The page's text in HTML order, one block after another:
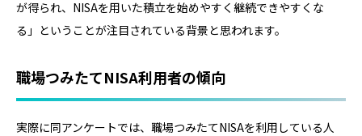
が得られ、NISAを用いた積立を始めやすく継続できやすくな
る」ということが注目されている背景と思われます。
職場つみたてNISA利用者の傾向
実際に同アンケートでは、職場つみたてNISAを利用している人